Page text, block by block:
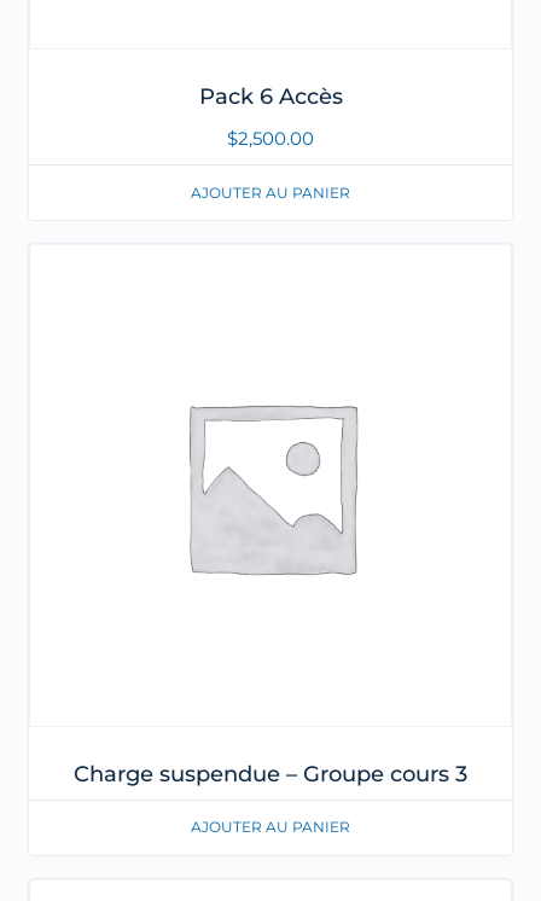
Pack 6 Accès
$2,500.00
AJOUTER AU PANIER
Charge suspendue – Groupe cours 3
AJOUTER AU PANIER